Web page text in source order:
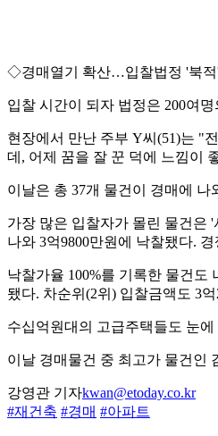
◇경매열기 확산…입찰법정 '북적
입찰 시간이 되자 법정은 200여
현장에서 만난 주부 Y씨(51)는 "
데, 어제 꿈을 잘 꾼 덕에 느낌이
이날은 총 37개 물건이 경매에 나
가장 많은 입찰자가 몰린 물건은 '
나와 3억9800만원에 낙찰됐다.
낙찰가율 100%를 기록한 물건도
됐다. 차순위(2위) 입찰금액도 3
수십억원대의 고급주택들도 눈
이날 경매물건 중 최고가 물건인
강영관 기자kwan@etoday.co.kr
#재건축 #경매 #아파트